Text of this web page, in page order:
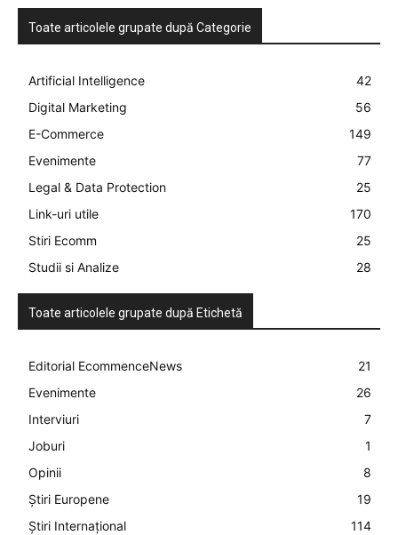
Toate articolele grupate după Categorie
Artificial Intelligence
42
Digital Marketing
56
E-Commerce
149
Evenimente
77
Legal & Data Protection
25
Link-uri utile
170
Stiri Ecomm
25
Studii si Analize
28
Toate articolele grupate după Etichetă
Editorial EcommenceNews
21
Evenimente
26
Interviuri
7
Joburi
1
Opinii
8
Știri Europene
19
Știri Internațional
114